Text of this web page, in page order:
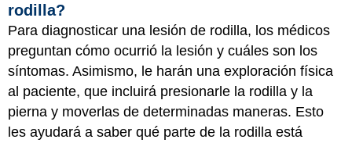
rodilla?
Para diagnosticar una lesión de rodilla, los médicos
preguntan cómo ocurrió la lesión y cuáles son los
síntomas. Asimismo, le harán una exploración física
al paciente, que incluirá presionarle la rodilla y la
pierna y moverlas de determinadas maneras. Esto
les ayudará a saber qué parte de la rodilla está